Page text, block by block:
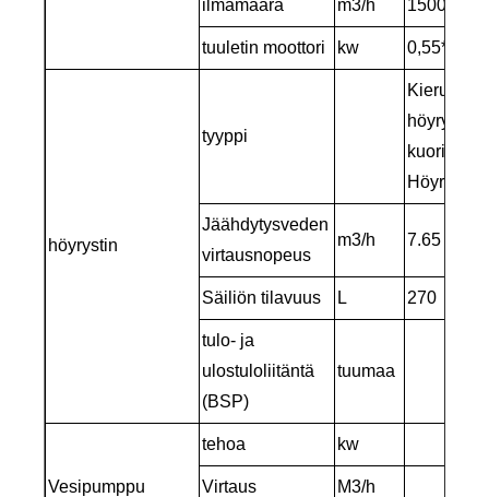
ilmamäärä m3/h 15000
tuuletin moottori kw 0,55*2
höyrystin
tyyppi
Kierukka
kuori ja
Höyrystin
Jäähdytysveden
virtausnopeus
m3/h 7.65
Säiliön tilavuus L 270
tulo- ja
ulostuloliitäntä
(BSP)
tuumaa
Vesipumppu
tehoa kw
Virtaus M3/h